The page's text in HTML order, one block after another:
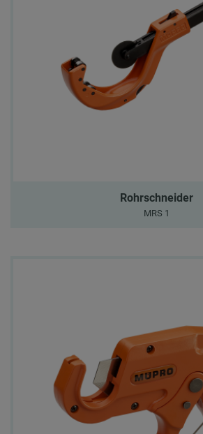
Rohrschneider
MRS 1